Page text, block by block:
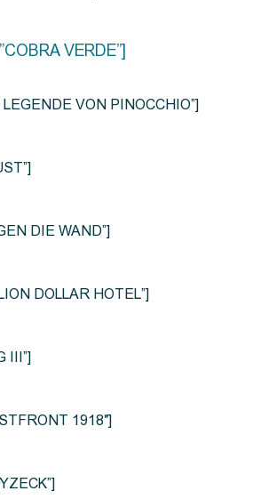
VERDE”]
VON PINOCCHIO”]
DIE WAND”]
DOLLAR HOTEL”]
III”]
1918″]